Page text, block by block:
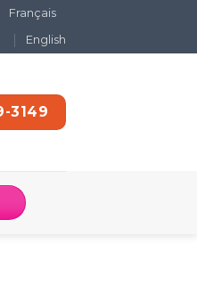
Français
English
3149